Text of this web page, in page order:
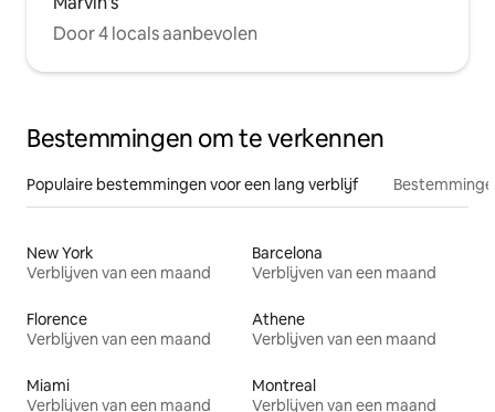
Door 4 locals aanbevolen
Bestemmingen om te verkennen
Populaire bestemmingen voor een lang verblijf
New York
Verblijven van een maand
Barcelona
Verblijven van een maand
Florence
Verblijven van een maand
Athene
Verblijven van een maand
Miami
Verblijven van een maand
Montreal
Verblijven van een maand